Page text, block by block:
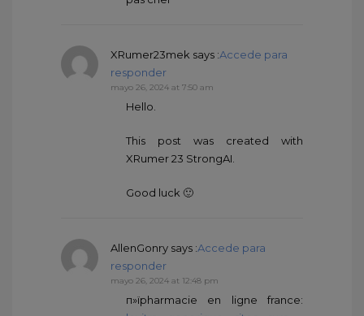
XRumer23mek says :Accede para
responder
mayo 26, 2024 at 7:50 am
Hello.
This post was created with
XRumer 23 StrongAI.
Good luck 🙂
AllenGonry says :Accede para
responder
mayo 26, 2024 at 12:48 pm
п»їpharmacie en ligne france: